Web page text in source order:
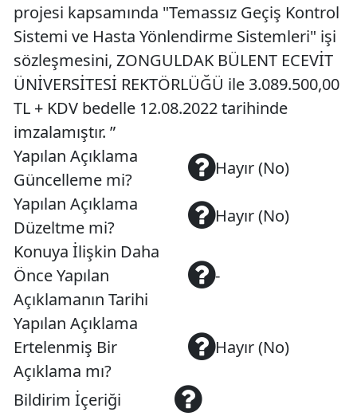
projesi kapsamında "Temassız Geçiş Kontrol
Sistemi ve Hasta Yönlendirme Sistemleri" işi
sözleşmesini, ZONGULDAK BÜLENT ECEVİT
ÜNİVERSİTESİ REKTÖRLÜĞÜ ile 3.089.500,00
TL + KDV bedelle 12.08.2022 tarihinde
imzalamıştır. ”
Yapılan Açıklama
Güncelleme mi?
Hayır (No)
Yapılan Açıklama
Düzeltme mi?
Hayır (No)
Konuya İlişkin Daha
Önce Yapılan
Açıklamanın Tarihi
-
Yapılan Açıklama
Ertelenmiş Bir
Açıklama mı?
Hayır (No)
Bildirim İçeriği